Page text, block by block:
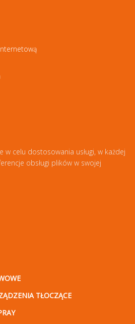
w celu dostosowania usługi, w każdej
obsługi plików w swojej
TŁOCZĄCE